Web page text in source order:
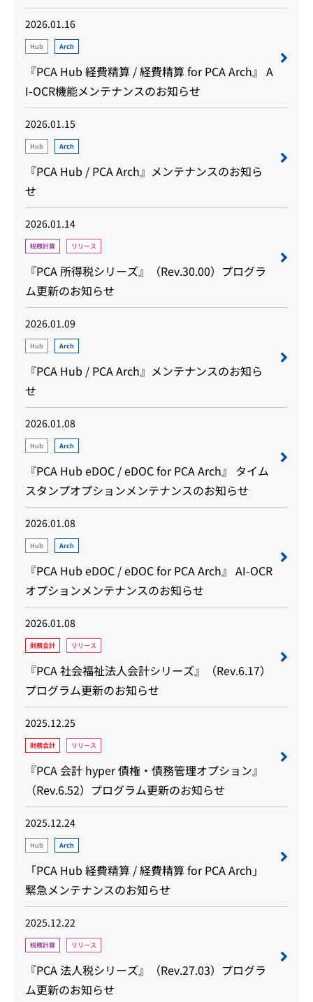
2026.01.16
Hub Arch
『PCA Hub 経費精算 / 経費精算 for PCA Arch』 A
I-OCR機能メンテナンスのお知らせ
2026.01.15
Hub Arch
『PCA Hub / PCA Arch』メンテナンスのお知ら
せ
2026.01.14
税務計算 リリース
『PCA 所得税シリーズ』（Rev.30.00）プログラ
ム更新のお知らせ
2026.01.09
Hub Arch
『PCA Hub / PCA Arch』メンテナンスのお知ら
せ
2026.01.08
Hub Arch
『PCA Hub eDOC / eDOC for PCA Arch』 タイム
スタンプオプションメンテナンスのお知らせ
2026.01.08
Hub Arch
『PCA Hub eDOC / eDOC for PCA Arch』 AI-OCR
オプションメンテナンスのお知らせ
2026.01.08
財務会計 リリース
『PCA 社会福祉法人会計シリーズ』（Rev.6.17）
プログラム更新のお知らせ
2025.12.25
財務会計 リリース
『PCA 会計 hyper 債権・債務管理オプション』
（Rev.6.52）プログラム更新のお知らせ
2025.12.24
Hub Arch
「PCA Hub 経費精算 / 経費精算 for PCA Arch」
緊急メンテナンスのお知らせ
2025.12.22
税務計算 リリース
『PCA 法人税シリーズ』（Rev.27.03）プログラ
ム更新のお知らせ